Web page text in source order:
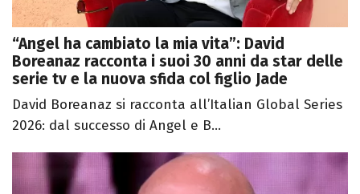
“Angel ha cambiato la mia vita”: David
Boreanaz racconta i suoi 30 anni da star delle
serie tv e la nuova sfida col figlio Jade
David Boreanaz si racconta all’Italian Global Series
2026: dal successo di Angel e B...